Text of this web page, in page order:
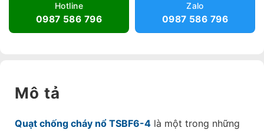
Hotline
0987 586 796
Zalo
0987 586 796
Mô tả
Quạt chống cháy nổ TSBF6-4 là một trong những